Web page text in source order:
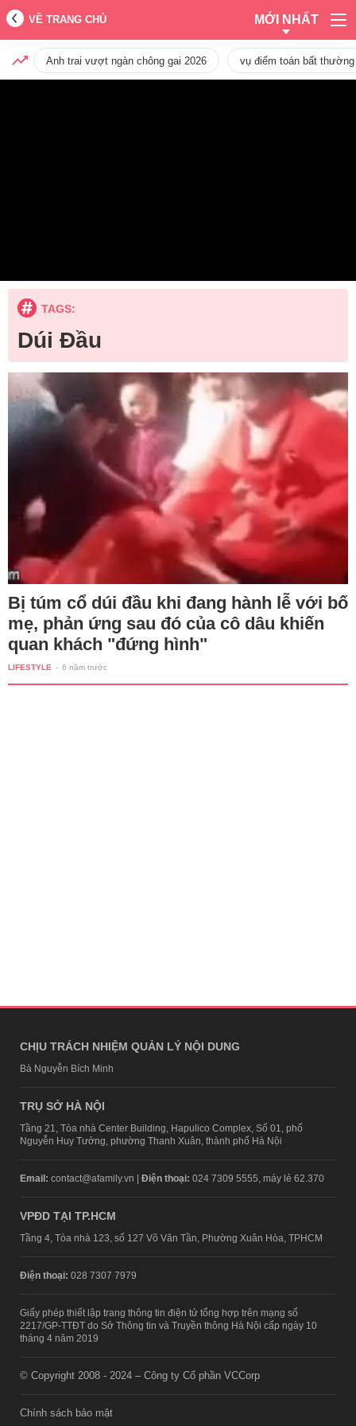
VỀ TRANG CHỦ MỚI NHẤT
Anh trai vượt ngàn chông gai 2026 vụ điểm toán bất
TAGS:
Dúi Đầu
Bị túm cổ dúi đầu khi đang hành lễ với bố
mẹ, phản ứng sau đó của cô dâu khiến
quan khách "đứng hình"
LIFESTYLE - 6 năm trước
CHỊU TRÁCH NHIỆM QUẢN LÝ NỘI DUNG
Bà Nguyễn Bích Minh
TRỤ SỞ HÀ NỘI
Tầng 21, Tòa nhà Center Building, Hapulico Complex, Số 01, phố
Nguyễn Huy Tưởng, phường Thanh Xuân, thành phố Hà Nội
Email: contact@afamily.vn | Điện thoại: 024 7309 5555, máy lẻ 62.370
VPĐD TẠI TP.HCM
Tầng 4, Tòa nhà 123, số 127 Võ Văn Tần, Phường Xuân Hòa, TPHCM
Điện thoại: 028 7307 7979
Giấy phép thiết lập trang thông tin điện tử tổng hợp trên mạng số
2217/GP-TTĐT do Sở Thông tin và Truyền thông Hà Nội cấp ngày 10
tháng 4 năm 2019
© Copyright 2008 - 2024 – Công ty Cổ phần VCCorp
Chính sách bảo mật